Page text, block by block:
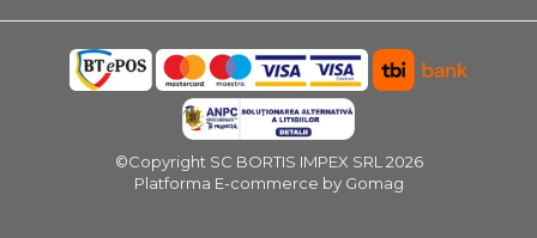
©Copyright SC BORTIS IMPEX SRL 2026
Platforma E-commerce by Gomag